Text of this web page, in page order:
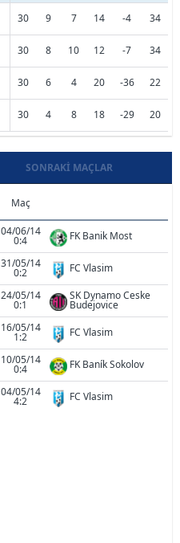
30 9 7 14 -4 34
30 8 10 12 -7 34
30 6 4 20 -36 22
30 4 8 18 -29 20
SONRAKI MAÇLAR
Maç
04/06/14
0:4 FK Banik Most
31/05/14
0:2 FC Vlasim
24/05/14
0:1
SK Dynamo Ceske
Budejovice
16/05/14
1:2 FC Vlasim
10/05/14
0:4 FK Baník Sokolov
04/05/14
4:2 FC Vlasim